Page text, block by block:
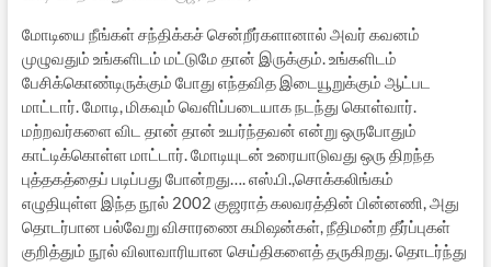
மோடியை நீங்கள் சந்திக்கச் சென்றீர்களானால் அவர் கவனம்
முழுவதும் உங்களிடம் மட்டுமே தான் இருக்கும். உங்களிடம்
பேசிக்கொண்டிருக்கும் போது எந்தவித இடையூறுக்கும் ஆட்பட
மாட்டார். மோடி, மிகவும் வெளிப்படையாக நடந்து கொள்வார்.
மற்றவர்களை விட தான் தான் உயர்ந்தவன் என்று ஒருபோதும்
காட்டிக்கொள்ள மாட்டார். மோடியுடன் உரையாடுவது ஒரு திறந்த
புத்தகத்தைப் படிப்பது போன்றது…. எஸ்.பி.,சொக்கலிங்கம்
எழுதியுள்ள இந்த நூல் 2002 குஜராத் கலவரத்தின் பின்னணி, அது
தொடர்பான பல்வேறு விசாரணை கமிஷன்கள், நீதிமன்ற தீர்ப்புகள்
குறித்தும் நூல் விலாவாரியான செய்திகளைத் தருகிறது. தொடர்ந்து